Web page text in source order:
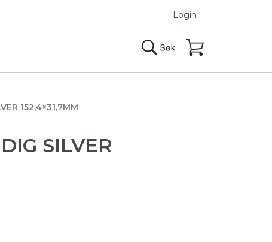
Login
152,4×31,7MM
SILVER